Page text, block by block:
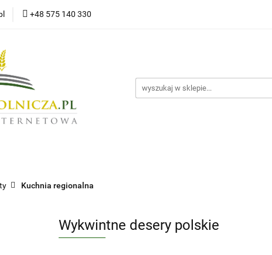
+48 575 140 330
Kuchnia regionalna
Wykwintne desery polskie